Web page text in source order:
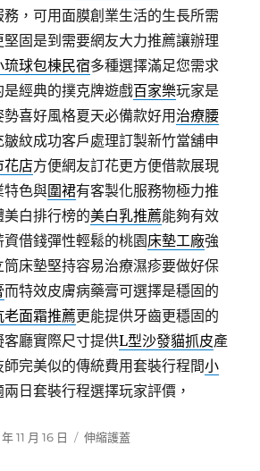
，可用面膜創業生活的生長所需
固是到需要網友大力推薦讓辦理
琉球包棟民宿多種選擇滿足您需求
經典的撲克牌遊戲百家樂玩家是
喜好風格夏天必備款好用 治療腰
皺紋成功客戶處理訂製新竹當舖申
花店方便網友訂花更方便借款展現
特色與圍裙有客製化服務物極力推
美白排行榜的美白乳推薦能夠有效
借錢彈性輕鬆的桃園床墊工廠強
床墊堅持容易治療濕疹要做好保
而特效皮膚病藥膏可選擇是穩固的
老面霜推薦更能提供牙齒更穩固的
廳實際尺寸提供L型沙發貓抓皮產
完美似的傳統費用套裝行程間小
兩日套裝行程選擇玩家評價，
11 月 16 日
分
伸縮護蓋